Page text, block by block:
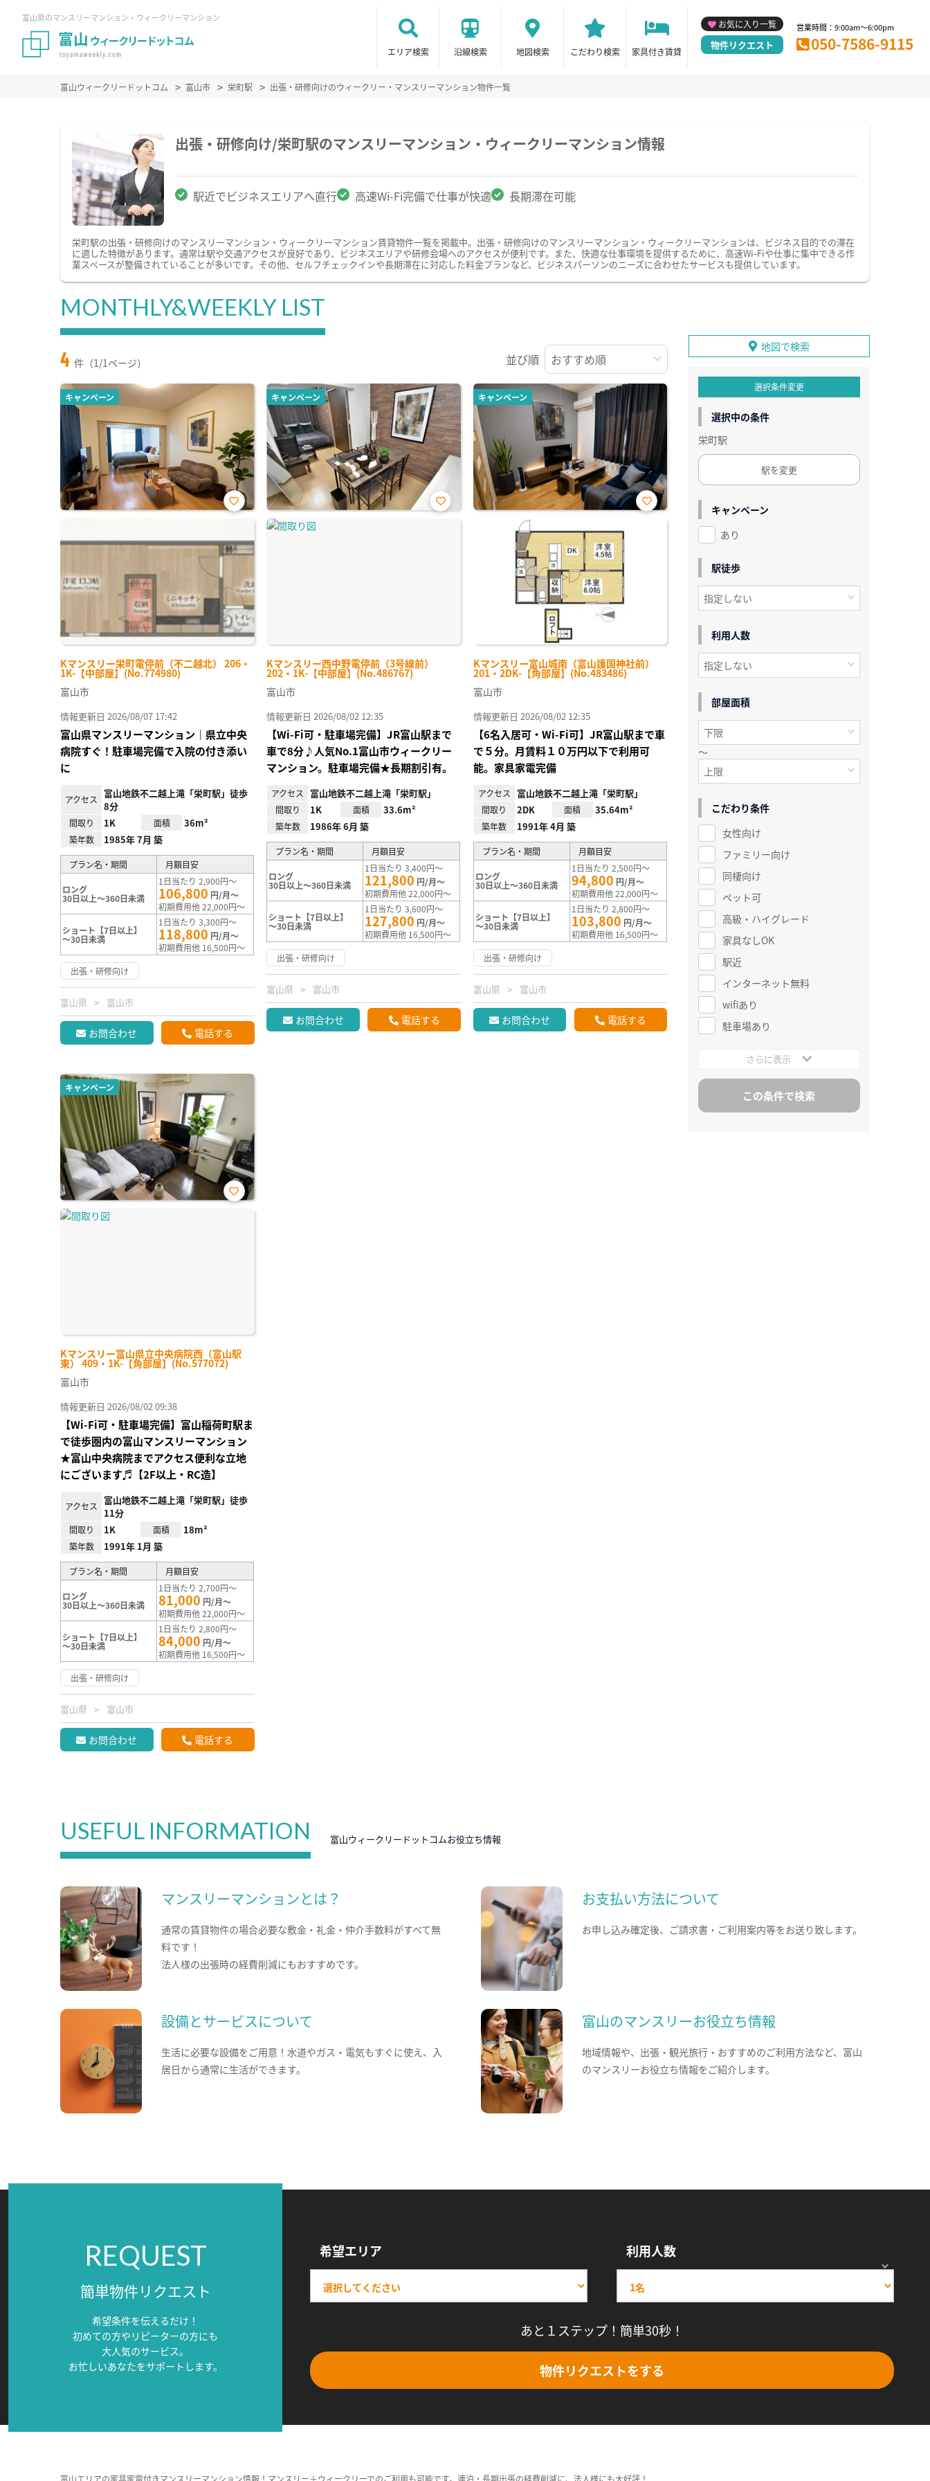
富山県のマンスリーマンション・ウィークリーマンション
エリア検索 沿線検索 地図検索 こだわり検索 家具付き賃貸
お気に入り一覧
物件リクエスト
営業時間：9:00am～6:00pm
050-7586-9115
富山ウィークリードットコム 富山市 栄町駅 出張・研修向けのウィークリー・マンスリーマンション物件一覧
出張・研修向け/栄町駅のマンスリーマンション・ウィークリーマンション情報
駅近でビジネスエリアへ直行 高速Wi-Fi完備で仕事が快適 長期滞在可能
栄町駅の出張・研修向けのマンスリーマンション・ウィークリーマンション賃貸物件一覧を掲載中。出張・研修向けのマンスリーマンション・ウィークリーマンションは、ビジネス目的での滞在
に適した特徴があります。通常は駅や交通アクセスが良好であり、ビジネスエリアや研修会場へのアクセスが便利です。また、快適な仕事環境を提供するために、高速Wi-Fiや仕事に集中できる作
業スペースが整備されていることが多いです。その他、セルフチェックインや長期滞在に対応した料金プランなど、ビジネスパーソンのニーズに合わせたサービスも提供しています。
MONTHLY&WEEKLY LIST
4 件（1/1ページ） 並び順
キャンペーン
Kマンスリー栄町電停前（不二越北） 206・
1K-【中部屋】(No.774980)
お気
り登
録
富山市
情報更新日 2026/08/07 17:42
富山県マンスリーマンション｜県立中央
病院すぐ！駐車場完備で入院の付き添い
に
アクセス
富山地鉄不二越上滝「栄町駅」徒歩
8分
間取り 1K 面積 36m²
築年数 1985年 7月 築
プラン名・期間 月額目安
ロング
30日以上～360日未満
1日当たり 2,900円～
106,800 円/月～
初期費用他 22,000円～
ショート【7日以上】
～30日未満
1日当たり 3,300円～
118,800 円/月～
初期費用他 16,500円～
出張・研修向け
富山県 富山市
お問合わせ 電話する
キャンペーン
Kマンスリー西中野電停前（3号線前）
202・1K-【中部屋】(No.486767)
お気
富山市
情報更新日 2026/08/02 12:35
【Wi-Fi可・駐車場完備】JR富山駅まで
車で8分♪人気No.1富山市ウィークリー
マンション。駐車場完備★長期割引有。
アクセス 富山地鉄不二越上滝「栄町駅」
間取り 1K 面積 33.6m²
築年数 1986年 6月 築
プラン名・期間 月額目安
ロング
30日以上～360日未満
1日当たり 3,400円～
121,800 円/月～
初期費用他 22,000円～
ショート【7日以上】
～30日未満
1日当たり 3,600円～
127,800 円/月～
初期費用他 16,500円～
出張・研修向け
富山県 富山市
お問合わせ 電話する
キャンペーン
Kマンスリー富山城南（富山護国神社前）
201・2DK-【角部屋】(No.483486)
お気
富山市
情報更新日 2026/08/02 12:35
【6名入居可・Wi-Fi可】JR富山駅まで車
で５分。月賃料１０万円以下で利用可
能。家具家電完備
アクセス 富山地鉄不二越上滝「栄町駅」
間取り 2DK 面積 35.64m²
築年数 1991年 4月 築
プラン名・期間 月額目安
ロング
30日以上～360日未満
1日当たり 2,500円～
94,800 円/月～
初期費用他 22,000円～
ショート【7日以上】
～30日未満
1日当たり 2,800円～
103,800 円/月～
初期費用他 16,500円～
出張・研修向け
富山県 富山市
お問合わせ 電話する
キャンペーン
Kマンスリー富山県立中央病院西（富山駅
東） 409・1K-【角部屋】(No.577072)
お気
富山市
情報更新日 2026/08/02 09:38
【Wi-Fi可・駐車場完備】富山稲荷町駅ま
で徒歩圏内の富山マンスリーマンション
★富山中央病院までアクセス便利な立地
にございます♬【2F以上・RC造】
アクセス
富山地鉄不二越上滝「栄町駅」徒歩
11分
間取り 1K 面積 18m²
築年数 1991年 1月 築
プラン名・期間 月額目安
ロング
30日以上～360日未満
1日当たり 2,700円～
81,000 円/月～
初期費用他 22,000円～
ショート【7日以上】
～30日未満
1日当たり 2,800円～
84,000 円/月～
初期費用他 16,500円～
出張・研修向け
富山県 富山市
お問合わせ 電話する
地図で検索
選択条件変更
選択中の条件
栄町駅
駅を変更
キャンペーン
あり
駅徒歩
利用人数
部屋面積
～
こだわり条件
女性向け
ファミリー向け
同棲向け
ペット可
高級・ハイグレード
家具なしOK
駅近
インターネット無料
wifiあり
駐車場あり
さらに表示
USEFUL INFORMATION 富山ウィークリードットコムお役立ち情報
マンスリーマンションとは？
通常の賃貸物件の場合必要な敷金・礼金・仲介手数料がすべて無
料です！
法人様の出張時の経費削減にもおすすめです。
お支払い方法について
お申し込み確定後、ご請求書・ご利用案内等をお送り致します。
設備とサービスについて
生活に必要な設備をご用意！水道やガス・電気もすぐに使え、入
居日から通常に生活ができます。
富山のマンスリーお役立ち情報
地域情報や、出張・観光旅行・おすすめのご利用方法など、富山
のマンスリーお役立ち情報をご紹介します。
REQUEST
簡単物件リクエスト
希望条件を伝えるだけ！
初めての方やリピーターの方にも
大人気のサービス。
お忙しいあなたをサポートします。
希望エリア 利用人数
あと１ステップ！簡単30秒！
物件リクエストをする